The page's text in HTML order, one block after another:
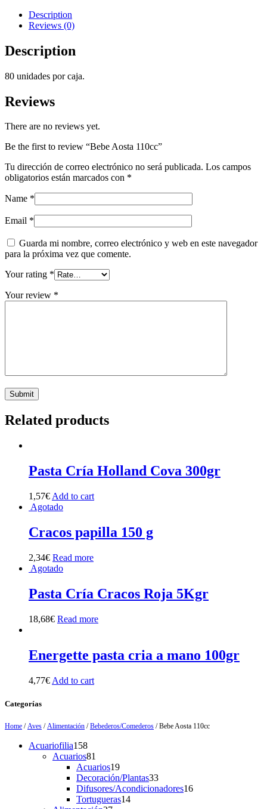
Description
Reviews (0)
Description
80 unidades por caja.
Reviews
There are no reviews yet.
Be the first to review “Bebe Aosta 110cc”
Tu dirección de correo electrónico no será publicada. Los campos
obligatorios están marcados con *
Name *
Email *
Guarda mi nombre, correo electrónico y web en este navegador
para la próxima vez que comente.
Your rating *
Your review *
Related products
Pasta Cría Holland Cova 300gr
1,57€ Add to cart
Agotado
Cracos papilla 150 g
2,34€ Read more
Agotado
Pasta Cría Cracos Roja 5Kgr
18,68€ Read more
Energette pasta cria a mano 100gr
4,77€ Add to cart
Categorías
Home /Aves /Alimentación /Bebederos/Comederos / Bebe Aosta 110cc
Acuariofilia158158
products
Acuarios81
products
Acuarios1919
products
Decoración/Plantas3333
products
Difusores/Acondicionadores1616
Tortugueras1414